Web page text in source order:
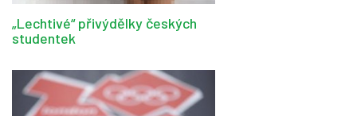
„Lechtivé“ přivýdělky českých
studentek